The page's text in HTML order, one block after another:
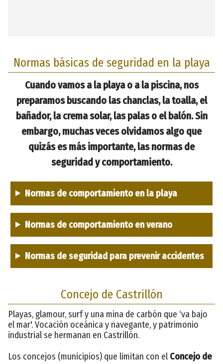
Normas básicas de seguridad en la playa
Cuando vamos a la playa o a la piscina, nos
preparamos buscando las chanclas, la toalla, el
bañador, la crema solar, las palas o el balón. Sin
embargo, muchas veces olvidamos algo que
quizás es más importante, las normas de
seguridad y comportamiento.
Normas de comportamiento en la playa
Normas de comportamiento en verano
Normas de seguridad para prevenir accidentes
Concejo de Castrillón
Playas, glamour, surf y una mina de carbón que ‘va bajo
el mar'. Vocación oceánica y navegante, y patrimonio
industrial se hermanan en Castrillón.
Los concejos (municipios) que limitan con el Concejo de